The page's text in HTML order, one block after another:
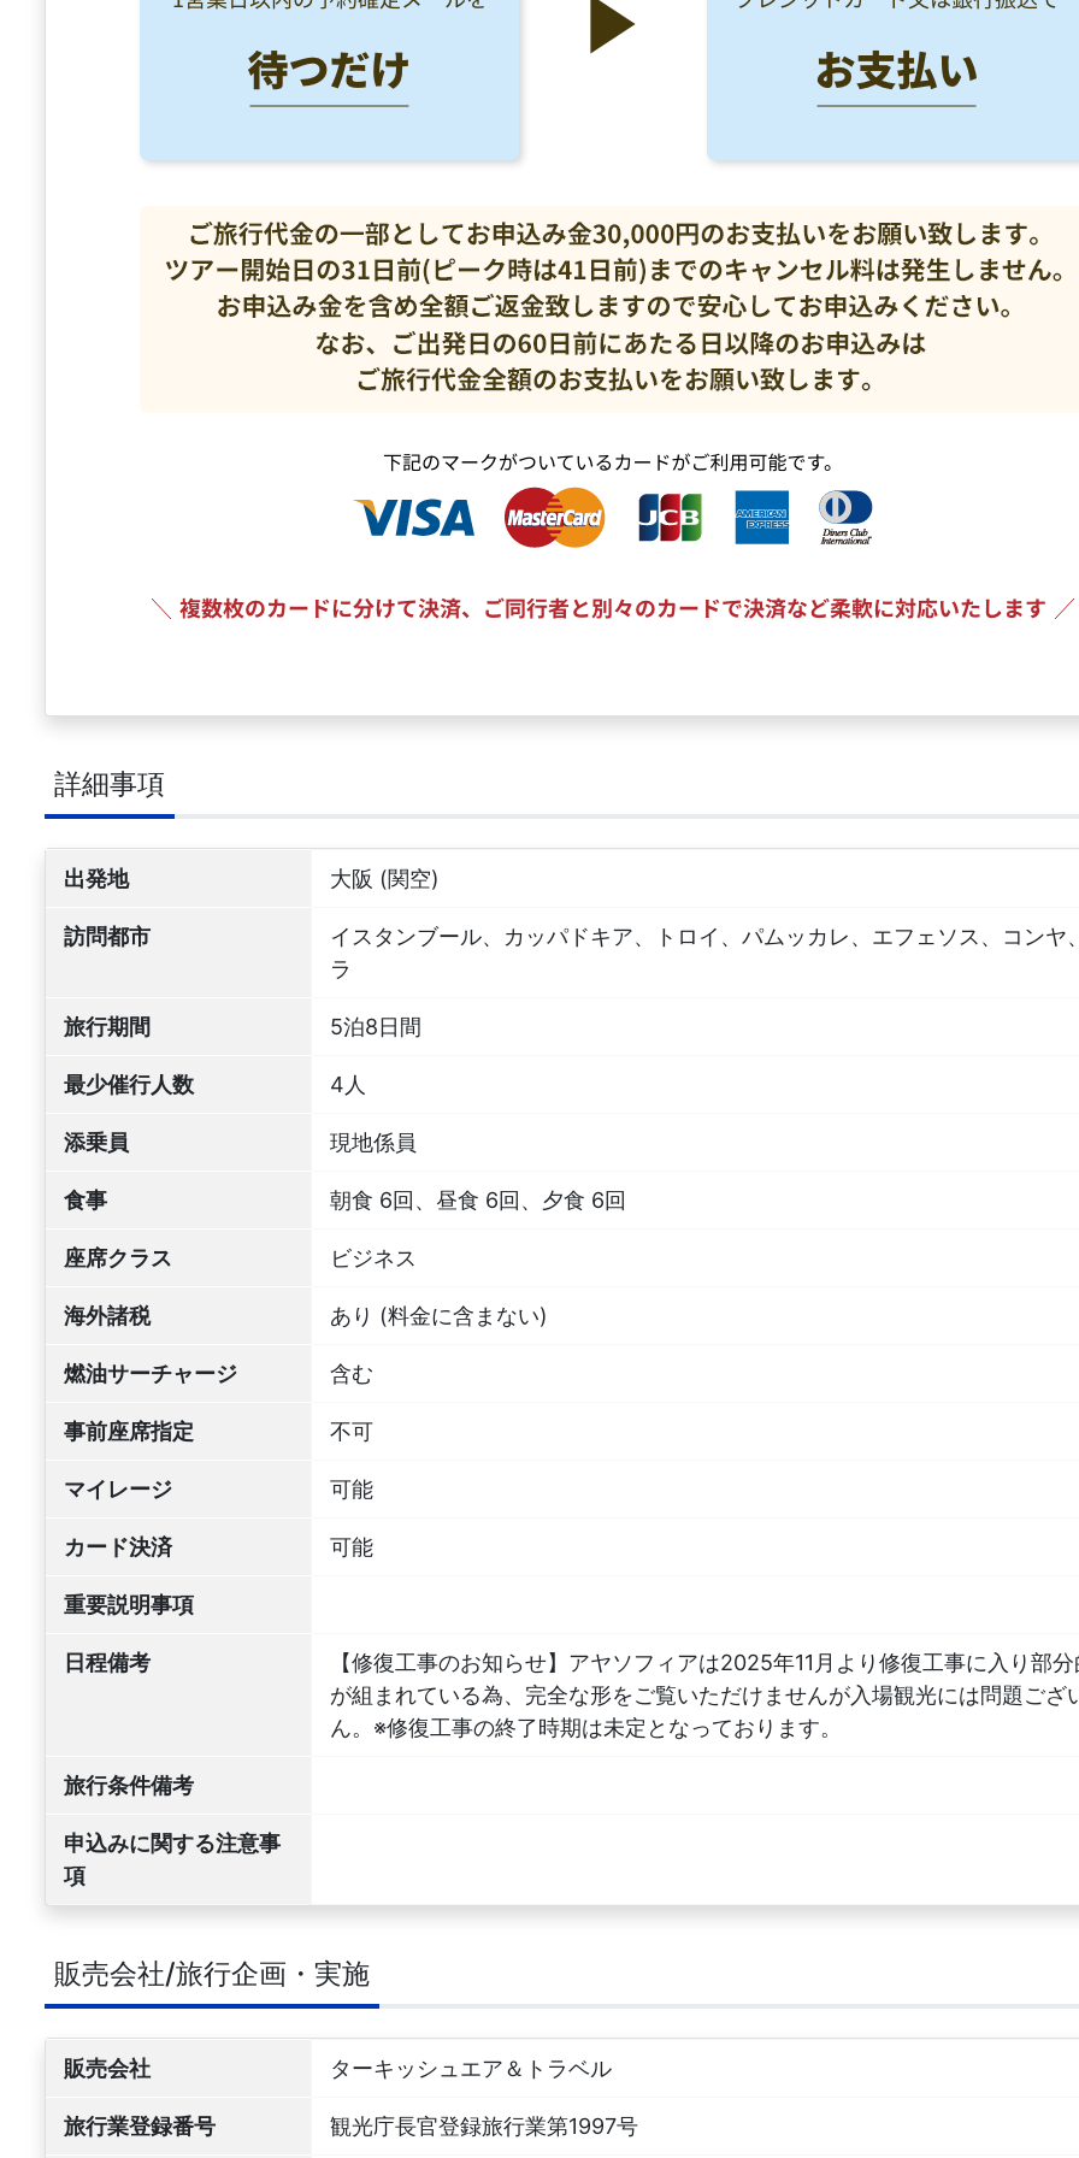
詳細事項
出発地 大阪 (関空)
訪問都市
イスタンブール、カッパドキア、トロイ、パムッカレ、エフェソス、コンヤ
ラ
旅行期間 5泊8日間
最少催行人数 4人
添乗員 現地係員
食事 朝食 6回、昼食 6回、夕食 6回
座席クラス ビジネス
海外諸税 あり (料金に含まない)
燃油サーチャージ 含む
事前座席指定 不可
マイレージ 可能
カード決済 可能
重要説明事項
日程備考
【修復工事のお知らせ】アヤソフィアは2025年11月より修復工事に入り部
が組まれている為、完全な形をご覧いただけませんが入場観光には問題ござ
ん。※修復工事の終了時期は未定となっております。
旅行条件備考
申込みに関する注意事
項
販売会社/旅行企画・実施
販売会社 ターキッシュエア＆トラベル
旅行業登録番号 観光庁長官登録旅行業第1997号